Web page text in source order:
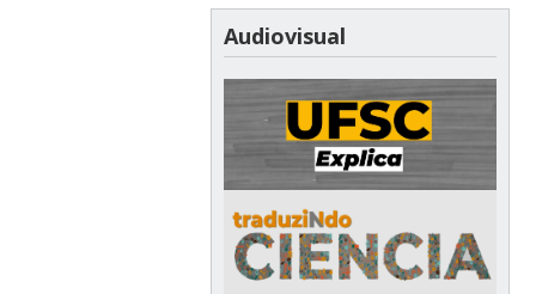
Audiovisual